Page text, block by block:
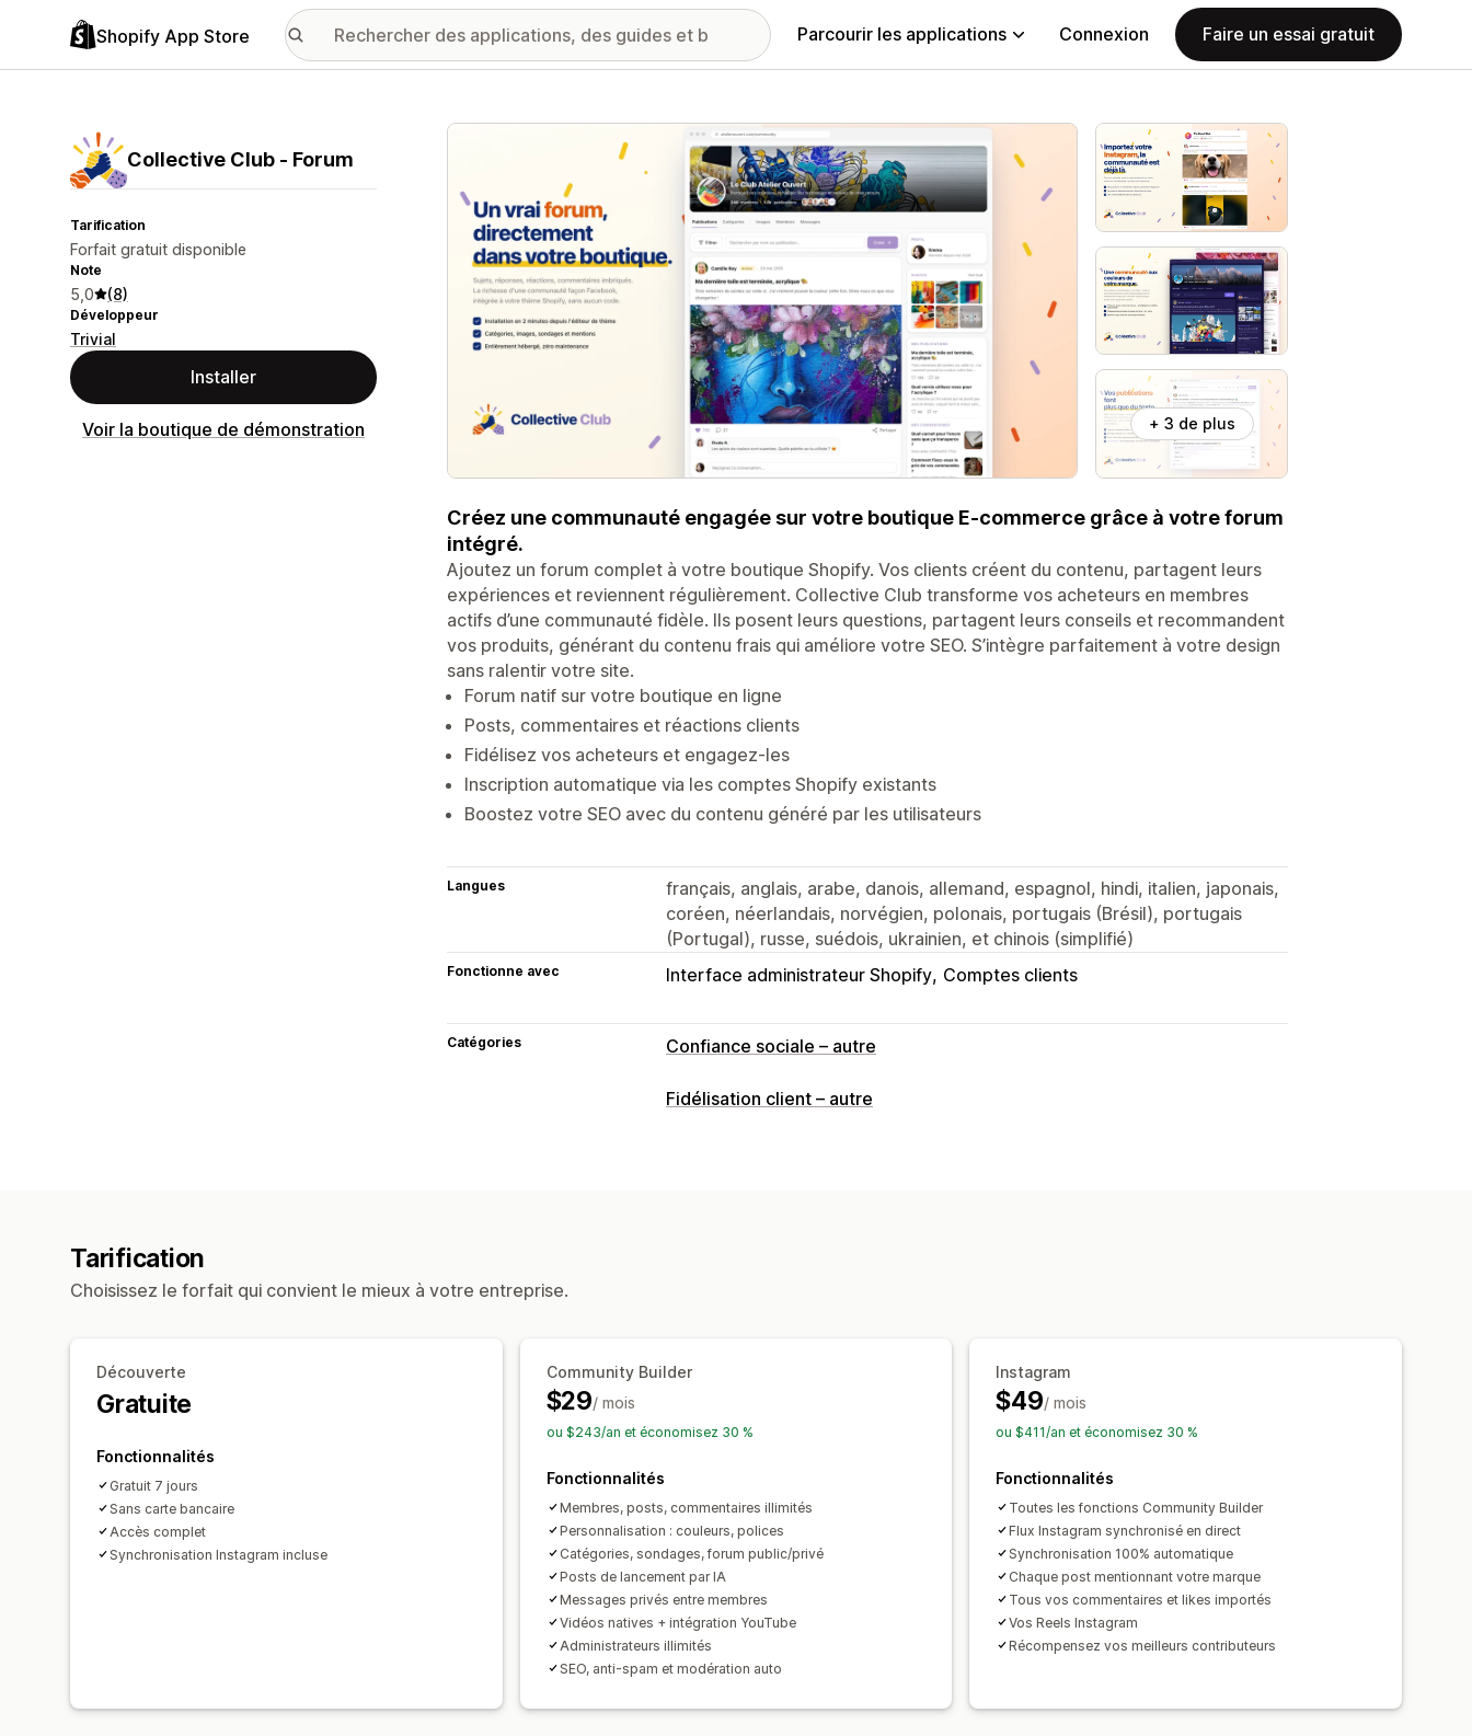
Shopify App Store Parcourir les applications Connexion Faire un essai gratuit
Collective Club ‑ Forum
Tarification
Forfait gratuit disponible
Note
5,0 (8)
Développeur
Trivial
Installer
Voir la boutique de démonstration
Galerie d’images vedette
+ 3 de plus
Créez une communauté engagée sur votre boutique E-commerce grâce à votre forum
intégré.
Ajoutez un forum complet à votre boutique Shopify. Vos clients créent du contenu, partagent leurs
expériences et reviennent régulièrement. Collective Club transforme vos acheteurs en membres
actifs d’une communauté fidèle. Ils posent leurs questions, partagent leurs conseils et recommandent
vos produits, générant du contenu frais qui améliore votre SEO. S’intègre parfaitement à votre design
sans ralentir votre site.
Forum natif sur votre boutique en ligne
Posts, commentaires et réactions clients
Fidélisez vos acheteurs et engagez-les
Inscription automatique via les comptes Shopify existants
Boostez votre SEO avec du contenu généré par les utilisateurs
Langues
français, anglais, arabe, danois, allemand, espagnol, hindi, italien, japonais,
coréen, néerlandais, norvégien, polonais, portugais (Brésil), portugais
(Portugal), russe, suédois, ukrainien, et chinois (simplifié)
Fonctionne avec Interface administrateur Shopify Comptes clients
Catégories Confiance sociale – autre
Fidélisation client – autre
Tarification
Choisissez le forfait qui convient le mieux à votre entreprise.
Découverte
Gratuite
Fonctionnalités
Gratuit 7 jours
Sans carte bancaire
Accès complet
Synchronisation Instagram incluse
Community Builder
$29/ mois
ou $243/an et économisez 30 %
Fonctionnalités
Membres, posts, commentaires illimités
Personnalisation : couleurs, polices
Catégories, sondages, forum public/privé
Posts de lancement par IA
Messages privés entre membres
Vidéos natives + intégration YouTube
Administrateurs illimités
SEO, anti-spam et modération auto
Instagram
$49/ mois
ou $411/an et économisez 30 %
Fonctionnalités
Toutes les fonctions Community Builder
Flux Instagram synchronisé en direct
Synchronisation 100% automatique
Chaque post mentionnant votre marque
Tous vos commentaires et likes importés
Vos Reels Instagram
Récompensez vos meilleurs contributeurs